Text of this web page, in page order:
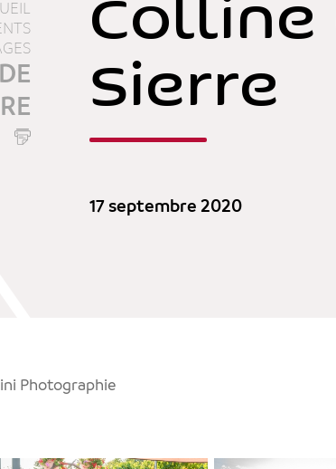
Sierre
17 septembre 2020
Photographie